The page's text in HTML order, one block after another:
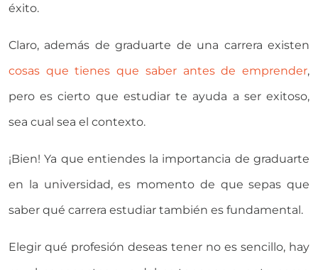
éxito.
Claro, además de graduarte de una carrera existen
cosas que tienes que saber antes de emprender,
pero es cierto que estudiar te ayuda a ser exitoso,
sea cual sea el contexto.
¡Bien! Ya que entiendes la importancia de graduarte
en la universidad, es momento de que sepas que
saber qué carrera estudiar también es fundamental.
Elegir qué profesión deseas tener no es sencillo, hay